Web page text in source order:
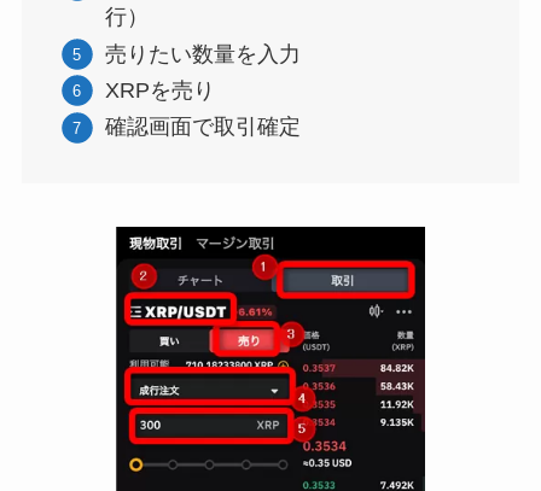
行）
売りたい数量を入力
XRPを売り
確認画面で取引確定